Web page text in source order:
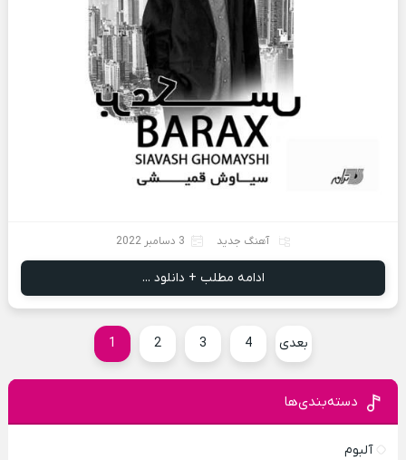
آهنگ جدید 3 دسامبر 2022
ادامه مطلب + دانلود ...
1 2 3 4 بعدی
دسته‌بندی‌ها
آلبوم